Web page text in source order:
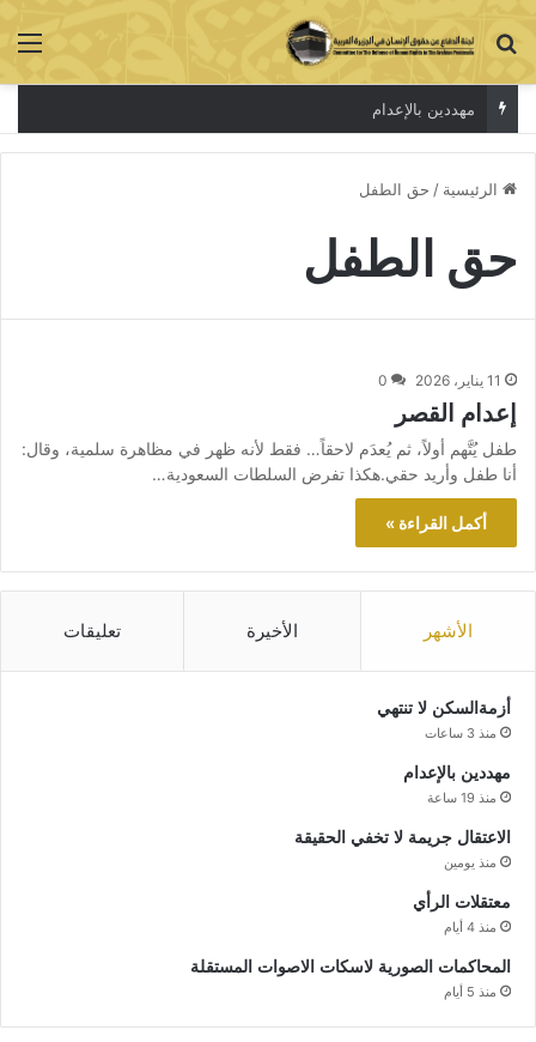
بحث عن
مهددين بالإعدام
الرئيسية / حق الطفل
حق الطفل
11 يناير، 2026 0
إعدام القصر
طفل يُتَّهم أولاً، ثم يُعدَم لاحقاً… فقط لأنه ظهر في مظاهرة سلمية، وقال:
أنا طفل وأريد حقي.هكذا تفرض السلطات السعودية…
أكمل القراءة »
الأشهر الأخيرة تعليقات
أزمةالسكن لا تنتهي
منذ 3 ساعات
مهددين بالإعدام
منذ 19 ساعة
الاعتقال جريمة لا تخفي الحقيقة
منذ يومين
معتقلات الرأي
منذ 4 أيام
المحاكمات الصورية لاسكات الاصوات المستقلة
منذ 5 أيام